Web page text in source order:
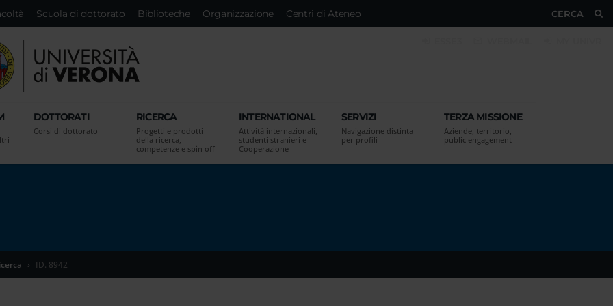
CERCA
Scuola di dottorato Biblioteche Organizzazione Centri di Ateneo
DOTTORATI
Corsi di dottorato
RICERCA
Progetti e prodotti
della ricerca,
competenze e spin off
INTERNATIONAL
Attività internazionali,
studenti stranieri e
Cooperazione
SERVIZI
Navigazione distinta
per profili
TERZA MISSIONE
Aziende, territorio,
public engagement
ID. 8942